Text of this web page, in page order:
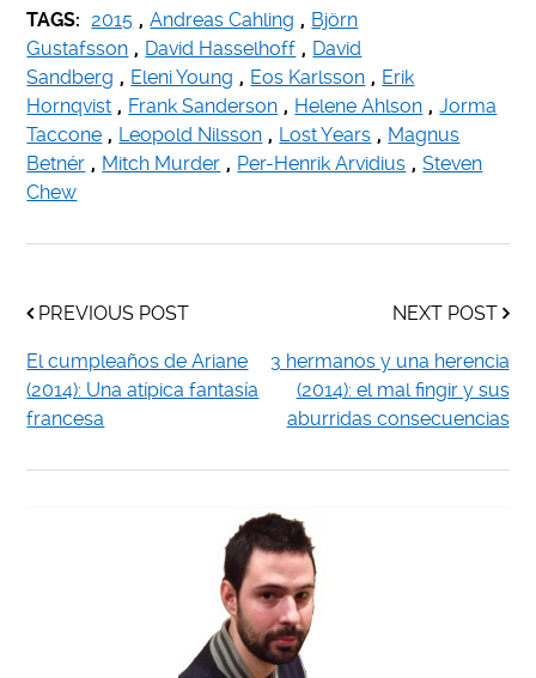
TAGS: 2015 , Andreas Cahling , Björn
Gustafsson , David Hasselhoff , David
Sandberg , Eleni Young , Eos Karlsson , Erik
Hornqvist , Frank Sanderson , Helene Ahlson , Jorma
Taccone , Leopold Nilsson , Lost Years , Magnus
Betnér , Mitch Murder , Per-Henrik Arvidius , Steven
Chew
PREVIOUS POST
El cumpleaños de Ariane
(2014): Una atípica fantasía
francesa
NEXT POST
3 hermanos y una herencia
(2014): el mal fingir y sus
aburridas consecuencias